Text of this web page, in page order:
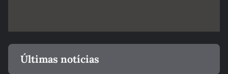
Últimas notícias